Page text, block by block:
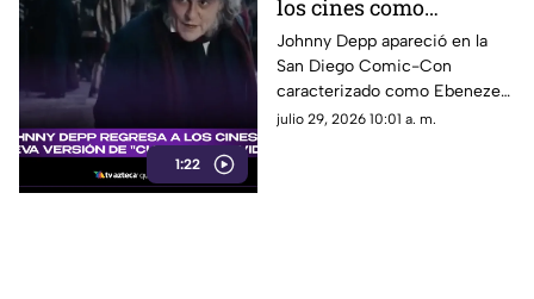
1:22
los cines como
Ebenezer Scrooge en
nueva versión de
'Cuento de Navidad'
Johnny Depp apareció en la
San Diego Comic-Con
caracterizado como Ebenezer
Scrooge. Aquí te contamos los
julio 29, 2026 10:01 a. m.